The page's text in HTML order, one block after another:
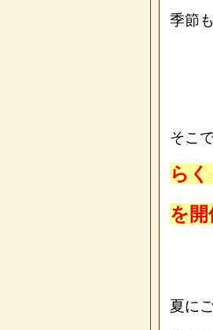
季節
そこ
ら
を開
夏に